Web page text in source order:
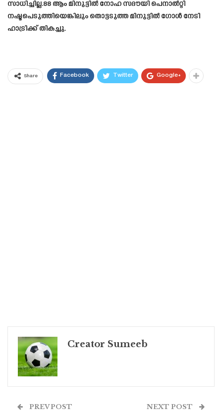
സാധിച്ചില്ല.88 ആം മിനുട്ടിൽ നോഹ സദൗയി പെനാൽറ്റി
നഷ്ടപെടുത്തിയെങ്കിലും തൊട്ടടുത്ത മിനുട്ടിൽ ഗോൾ നേടി
ഹാട്രിക്ക് തികച്ചു.
Share Facebook Twitter Google+
Creator Sumeeb
PREV POST NEXT POST